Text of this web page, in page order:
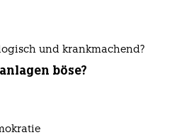
und krankmachend?
böse?